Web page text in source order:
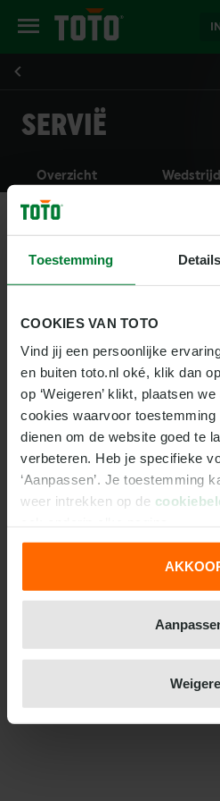
Toestemming Details
COOKIES VAN TOTO
Vind jij een persoonlijke
en buiten toto.nl oké, klik dan
op ‘Weigeren’ klikt, plaatsen
cookies waarvoor
dienen om de website goed te
verbeteren. Heb je specifieke
‘Aanpassen’. Je toestemming
weer intrekken op de
We werken samen met31
SERVIË
Overzicht